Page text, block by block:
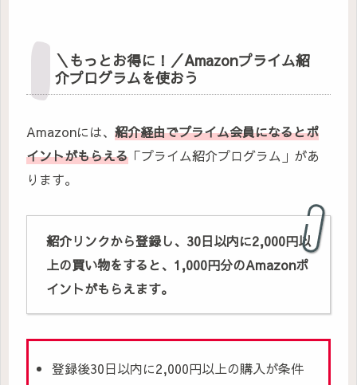
＼もっとお得に！／Amazonプライム紹
介プログラムを使おう
Amazonには、 紹介経由でプライム会員になるとポ
イントがもらえる 「プライム紹介プログラム」があ
ります。
紹介リンクから登録し、30日以内に2,000円以
上の買い物をすると、1,000円分のAmazonポ
イントがもらえます。
登録後30日以内に2,000円以上の購入が条件